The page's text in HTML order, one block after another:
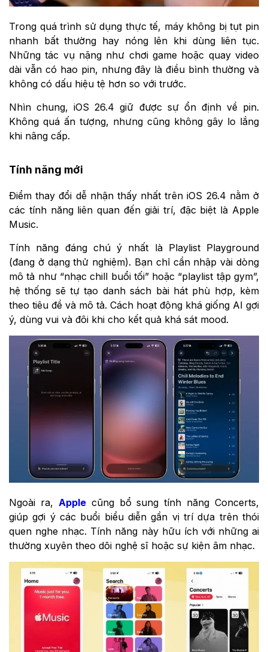
Trong quá trình sử dụng thực tế, máy không bị tụt pin
nhanh bất thường hay nóng lên khi dùng liên tục.
Những tác vụ nặng như chơi game hoặc quay video
dài vẫn có hao pin, nhưng đây là điều bình thường và
không có dấu hiệu tệ hơn so với trước.
Nhìn chung, iOS 26.4 giữ được sự ổn định về pin.
Không quá ấn tượng, nhưng cũng không gây lo lắng
khi nâng cấp.
Tính năng mới
Điểm thay đổi dễ nhận thấy nhất trên iOS 26.4 nằm ở
các tính năng liên quan đến giải trí, đặc biệt là Apple
Music.
Tính năng đáng chú ý nhất là Playlist Playground
(đang ở dạng thử nghiệm). Bạn chỉ cần nhập vài dòng
mô tả như “nhạc chill buổi tối” hoặc “playlist tập gym”,
hệ thống sẽ tự tạo danh sách bài hát phù hợp, kèm
theo tiêu đề và mô tả. Cách hoạt động khá giống AI gợi
ý, dùng vui và đôi khi cho kết quả khá sát mood.
Ngoài ra, Applecũng bổ sung tính năng Concerts,
giúp gợi ý các buổi biểu diễn gần vị trí dựa trên thói
quen nghe nhạc. Tính năng này hữu ích với những ai
thường xuyên theo dõi nghệ sĩ hoặc sự kiện âm nhạc.